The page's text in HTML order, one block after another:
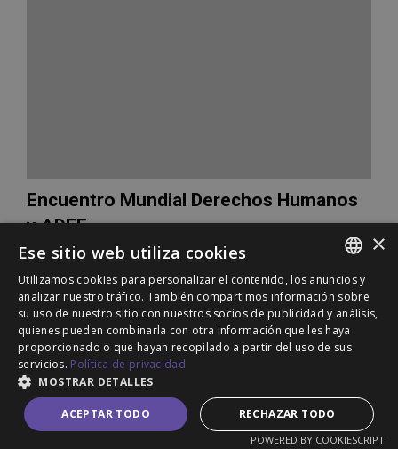
Encuentro Mundial Derechos Humanos
y ADEE
28/10/2022
Los Derechos Humanos son el marco de referencia moral y
normativo al que la Fundación ALPE Acondroplasia y las
personas con enanismo de todo el mundo pueden recurrir en
la lucha por su dignidad e inclusión social. Paralelamente al
Congreso Internacio...
SPANISH
ENGLISH
PORTUGUESE
×
Ese sitio web utiliza cookies
Utilizamos cookies para personalizar el contenido, los anuncios y
analizar nuestro tráfico. También compartimos información sobre
su uso de nuestro sitio con nuestros socios de publicidad y análisis,
quienes pueden combinarla con otra información que les haya
proporcionado o que hayan recopilado a partir del uso de sus
servicios. Política de privacidad
MOSTRAR DETALLES
ACEPTAR TODO RECHAZAR TODO
POWERED BY COOKIESCRIPT